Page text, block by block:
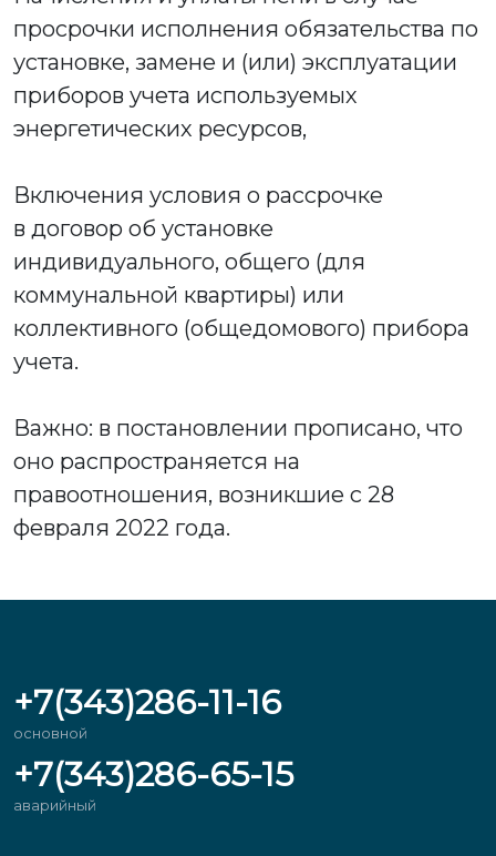
просрочки исполнения обязательства по
установке, замене и (или) эксплуатации
приборов учета используемых
энергетических ресурсов,
Включения условия о рассрочке
в договор об установке
индивидуального, общего (для
коммунальной квартиры) или
коллективного (общедомового) прибора
учета.
Важно: в постановлении прописано, что
оно распространяется на
правоотношения, возникшие с 28
февраля 2022 года.
+7(343)286-11-16
основной
+7(343)286-65-15
аварийный